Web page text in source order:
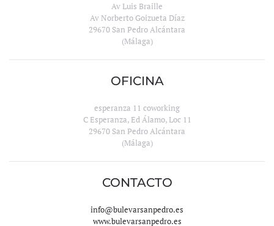
Av Luis Braille
Av Norberto Goizueta Díaz
29670 San Pedro Alcántara
(Málaga)
OFICINA
esperanza 11 coworking
C Esperanza, Ed Álamo, Loc 11
29670 San Pedro Alcántara
(Málaga)
CONTACTO
info@bulevarsanpedro.es
www.bulevarsanpedro.es